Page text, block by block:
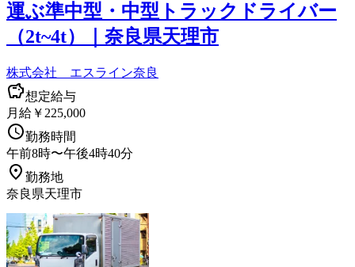
運ぶ準中型・中型トラックドライバー
（2t~4t）｜奈良県天理市
株式会社 エスライン奈良
想定給与
月給￥225,000
勤務時間
午前8時〜午後4時40分
勤務地
奈良県天理市